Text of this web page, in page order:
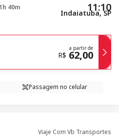
40m 11:10
Indaiatuba, SP
a partir de
R$ 62,00
Passagem no celular
Viaje Com Vb Transportes